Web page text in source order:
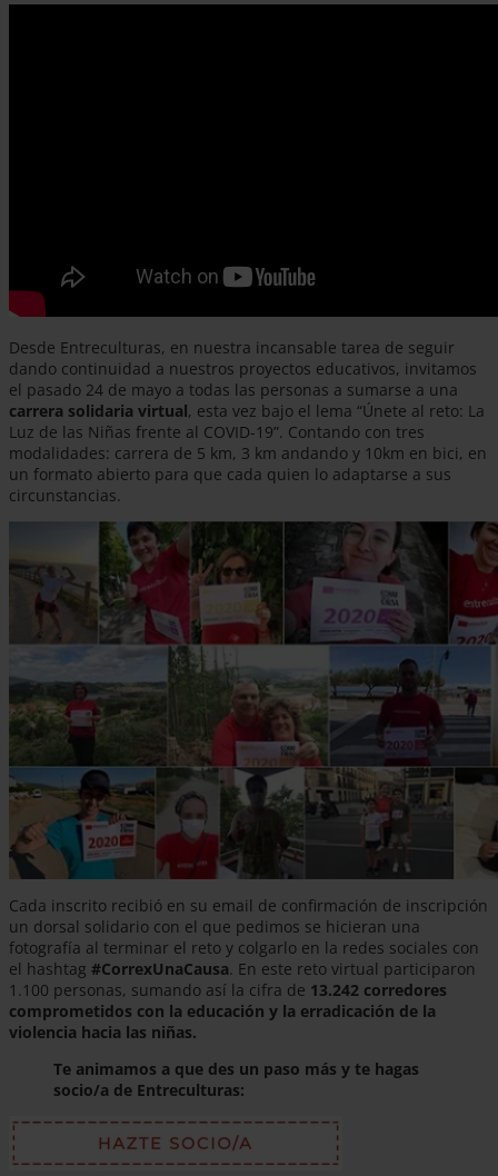
Desde Entreculturas, en nuestra incansable tarea de seguir
dando continuidad a nuestros proyectos educativos, invitamos
el pasado 24 de mayo a todas las personas a sumarse a una
carrera solidaria virtual, esta vez bajo el lema “Únete al reto: La
Luz de las Niñas frente al COVID-19”. Contando con tres
modalidades: carrera de 5 km, 3 km andando y 10km en bici, en
un formato abierto para que cada quien lo adaptarse a sus
circunstancias.
Cada inscrito recibió en su email de confirmación de inscripción
un dorsal solidario con el que pedimos se hicieran una
fotografía al terminar el reto y colgarlo en la redes sociales con
el hashtag #CorrexUnaCausa. En este reto virtual participaron
1.100 personas, sumando así la cifra de 13.242 corredores
comprometidos con la educación y la erradicación de la
violencia hacia las niñas.
Te animamos a que des un paso más y te hagas
socio/a de Entreculturas: